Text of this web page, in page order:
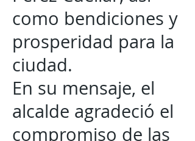
como bendiciones y
prosperidad para la
ciudad.
En su mensaje, el
alcalde agradeció el
compromiso de las